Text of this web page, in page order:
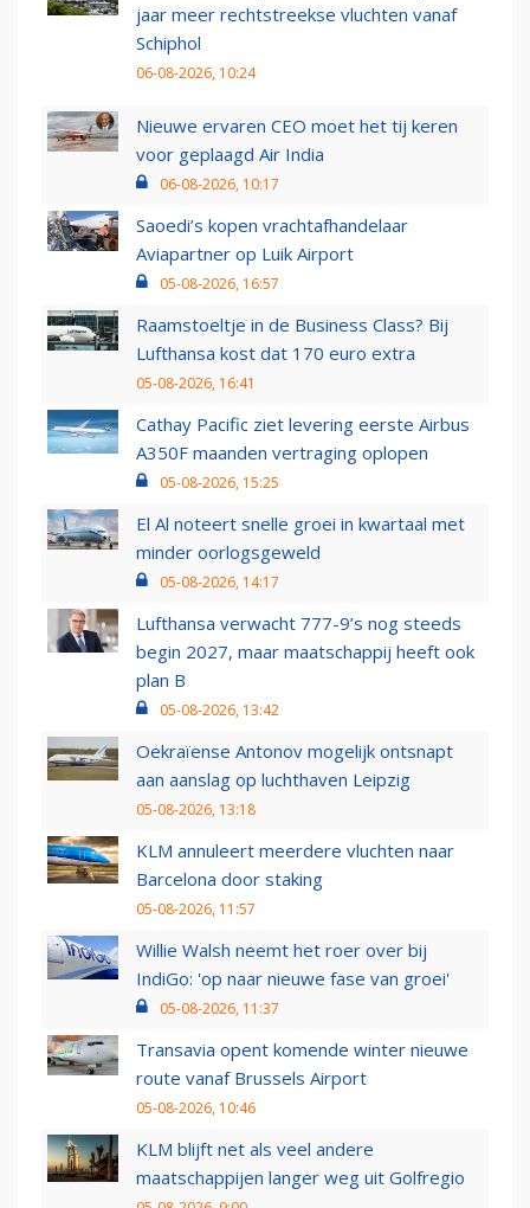
jaar meer rechtstreekse vluchten vanaf
Schiphol
06-08-2026, 10:24
Nieuwe ervaren CEO moet het tij keren
voor geplaagd Air India
06-08-2026, 10:17
Saoedi’s kopen vrachtafhandelaar
Aviapartner op Luik Airport
05-08-2026, 16:57
Raamstoeltje in de Business Class? Bij
Lufthansa kost dat 170 euro extra
05-08-2026, 16:41
Cathay Pacific ziet levering eerste Airbus
A350F maanden vertraging oplopen
05-08-2026, 15:25
El Al noteert snelle groei in kwartaal met
minder oorlogsgeweld
05-08-2026, 14:17
Lufthansa verwacht 777-9’s nog steeds
begin 2027, maar maatschappij heeft ook
plan B
05-08-2026, 13:42
Oekraïense Antonov mogelijk ontsnapt
aan aanslag op luchthaven Leipzig
05-08-2026, 13:18
KLM annuleert meerdere vluchten naar
Barcelona door staking
05-08-2026, 11:57
Willie Walsh neemt het roer over bij
IndiGo: 'op naar nieuwe fase van groei'
05-08-2026, 11:37
Transavia opent komende winter nieuwe
route vanaf Brussels Airport
05-08-2026, 10:46
KLM blijft net als veel andere
maatschappijen langer weg uit Golfregio